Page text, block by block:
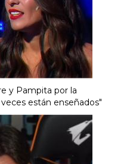
y Pampita por la
están enseñados"